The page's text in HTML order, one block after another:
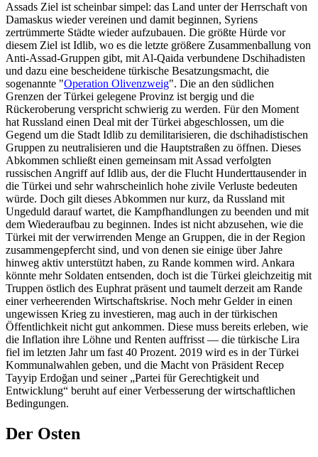
Assads Ziel ist scheinbar simpel: das Land unter der Herrschaft von
Damaskus wieder vereinen und damit beginnen, Syriens
zertrümmerte Städte wieder aufzubauen. Die größte Hürde vor
diesem Ziel ist Idlib, wo es die letzte größere Zusammenballung von
Anti-Assad-Gruppen gibt, mit Al-Qaida verbundene Dschihadisten
und dazu eine bescheidene türkische Besatzungsmacht, die
sogenannte "Operation Olivenzweig". Die an den südlichen
Grenzen der Türkei gelegene Provinz ist bergig und die
Rückeroberung verspricht schwierig zu werden. Für den Moment
hat Russland einen Deal mit der Türkei abgeschlossen, um die
Gegend um die Stadt Idlib zu demilitarisieren, die dschihadistischen
Gruppen zu neutralisieren und die Hauptstraßen zu öffnen. Dieses
Abkommen schließt einen gemeinsam mit Assad verfolgten
russischen Angriff auf Idlib aus, der die Flucht Hunderttausender in
die Türkei und sehr wahrscheinlich hohe zivile Verluste bedeuten
würde. Doch gilt dieses Abkommen nur kurz, da Russland mit
Ungeduld darauf wartet, die Kampfhandlungen zu beenden und mit
dem Wiederaufbau zu beginnen. Indes ist nicht abzusehen, wie die
Türkei mit der verwirrenden Menge an Gruppen, die in der Region
zusammengepfercht sind, und von denen sie einige über Jahre
hinweg aktiv unterstützt haben, zu Rande kommen wird. Ankara
könnte mehr Soldaten entsenden, doch ist die Türkei gleichzeitig mit
Truppen östlich des Euphrat präsent und taumelt derzeit am Rande
einer verheerenden Wirtschaftskrise. Noch mehr Gelder in einen
ungewissen Krieg zu investieren, mag auch in der türkischen
Öffentlichkeit nicht gut ankommen. Diese muss bereits erleben, wie
die Inflation ihre Löhne und Renten auffrisst — die türkische Lira
fiel im letzten Jahr um fast 40 Prozent. 2019 wird es in der Türkei
Kommunalwahlen geben, und die Macht von Präsident Recep
Tayyip Erdoğan und seiner „Partei für Gerechtigkeit und
Entwicklung“ beruht auf einer Verbesserung der wirtschaftlichen
Bedingungen.
Der Osten